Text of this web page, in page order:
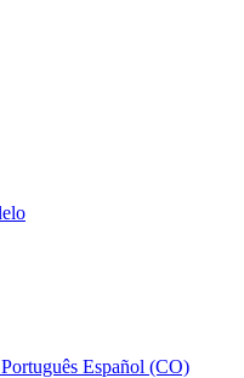
Português Español (CO)